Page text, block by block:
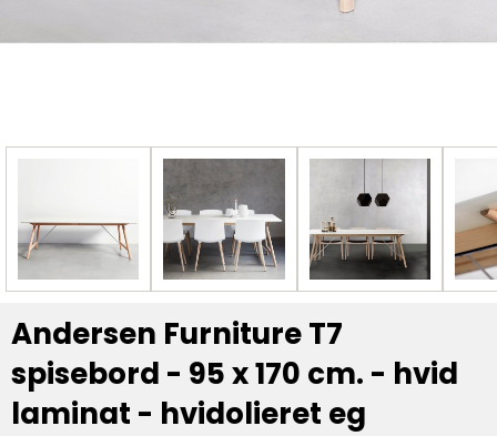
Andersen Furniture T7
spisebord - 95 x 170 cm. - hvid
laminat - hvidolieret eg